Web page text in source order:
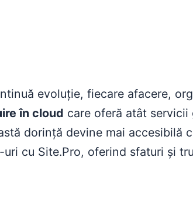
evoluție, fiecare afacere,
în cloud care oferă atât
dorință devine mai accesibilă
cu Site.Pro, oferind sfaturi și